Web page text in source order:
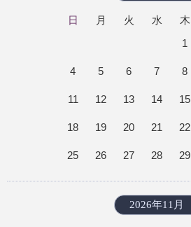
日 月 火 水 木
1
4 5 6 7 8
11 12 13 14 15
18 19 20 21 22
25 26 27 28 29
2026年11月